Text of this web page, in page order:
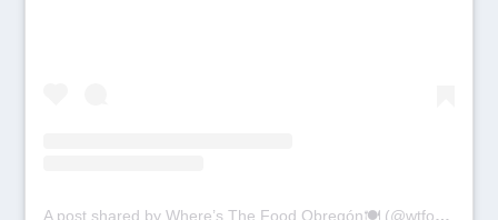
A post shared by Where’s The Food Obregón🍽 (@wtfobregon)